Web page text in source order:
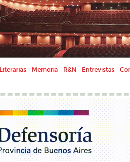
Literarias Memoria R&N Entrevistas